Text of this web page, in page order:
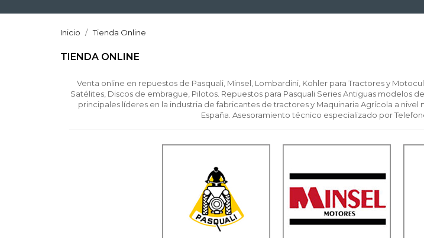
Inicio Tienda Online
TIENDA ONLINE
Venta online en repuestos de Pasquali, Minsel, Lombardini, Kohler para Tractores y
Satélites, Discos de embrague, Pilotos. Repuestos para Pasquali Series Antiguas modelos
principales líderes en la industria de fabricantes de tractores y Maquinaria Agrícola a
España. Asesoramiento técnico especializado por